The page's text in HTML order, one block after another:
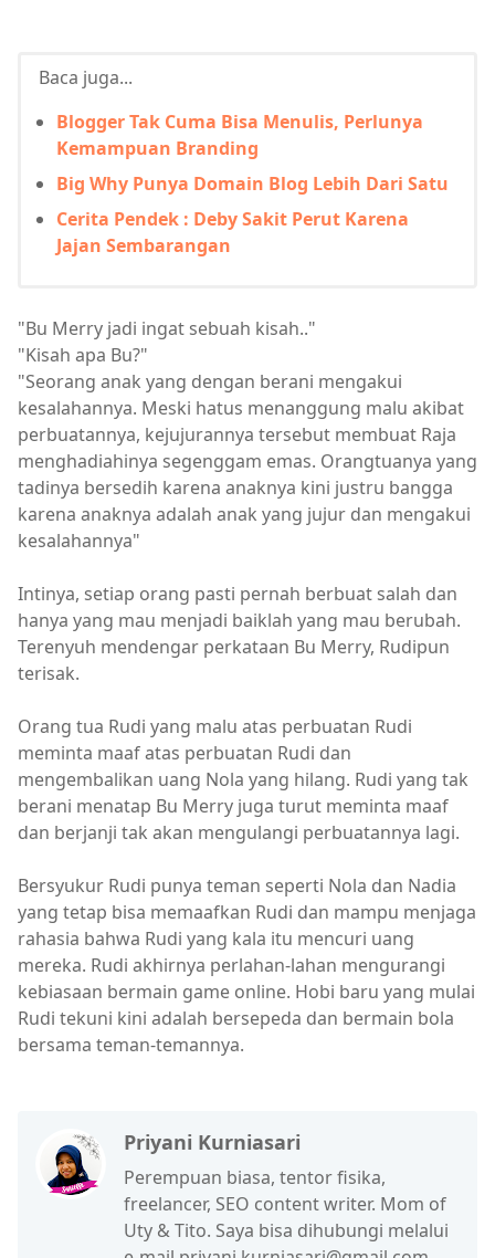
Baca juga...
Blogger Tak Cuma Bisa Menulis, Perlunya
Kemampuan Branding
Big Why Punya Domain Blog Lebih Dari Satu
Cerita Pendek : Deby Sakit Perut Karena
Jajan Sembarangan
"Bu Merry jadi ingat sebuah kisah.."
"Kisah apa Bu?"
"Seorang anak yang dengan berani mengakui
kesalahannya. Meski hatus menanggung malu akibat
perbuatannya, kejujurannya tersebut membuat Raja
menghadiahinya segenggam emas. Orangtuanya yang
tadinya bersedih karena anaknya kini justru bangga
karena anaknya adalah anak yang jujur dan mengakui
kesalahannya"
Intinya, setiap orang pasti pernah berbuat salah dan
hanya yang mau menjadi baiklah yang mau berubah.
Terenyuh mendengar perkataan Bu Merry, Rudipun
terisak.
Orang tua Rudi yang malu atas perbuatan Rudi
meminta maaf atas perbuatan Rudi dan
mengembalikan uang Nola yang hilang. Rudi yang tak
berani menatap Bu Merry juga turut meminta maaf
dan berjanji tak akan mengulangi perbuatannya lagi.
Bersyukur Rudi punya teman seperti Nola dan Nadia
yang tetap bisa memaafkan Rudi dan mampu menjaga
rahasia bahwa Rudi yang kala itu mencuri uang
mereka. Rudi akhirnya perlahan-lahan mengurangi
kebiasaan bermain game online. Hobi baru yang mulai
Rudi tekuni kini adalah bersepeda dan bermain bola
bersama teman-temannya.
Priyani Kurniasari
Perempuan biasa, tentor fisika,
freelancer, SEO content writer. Mom of
Uty & Tito. Saya bisa dihubungi melalui